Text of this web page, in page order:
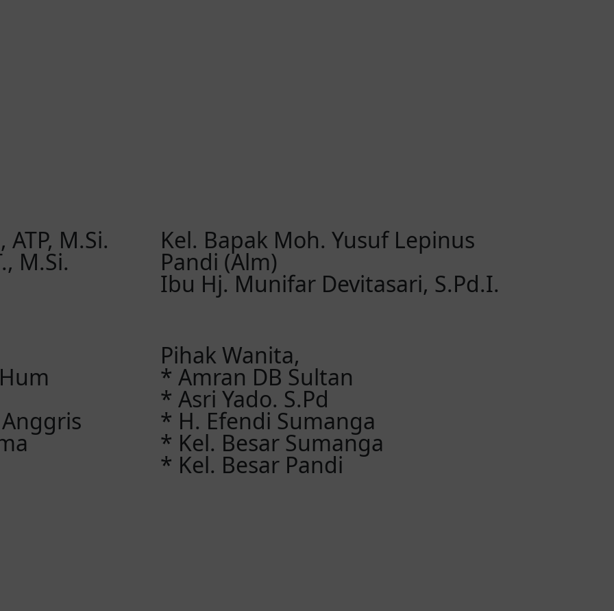
M.Si.
M.Si.
Kel. Bapak Moh. Yusuf Lepinus
Pandi (Alm)
Ibu Hj. Munifar Devitasari, S.Pd.I.
Pihak Wanita,
* Amran DB Sultan
* Asri Yado. S.Pd
* H. Efendi Sumanga
* Kel. Besar Sumanga
* Kel. Besar Pandi